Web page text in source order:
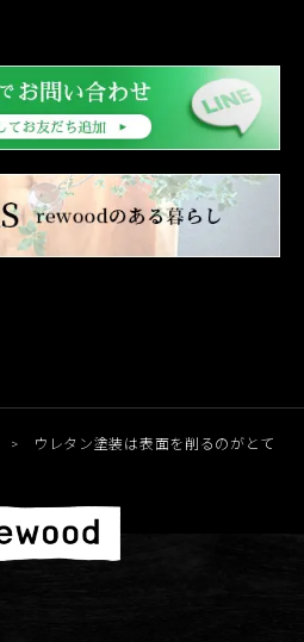
>
ウレタン塗装は表面を削るのがとて